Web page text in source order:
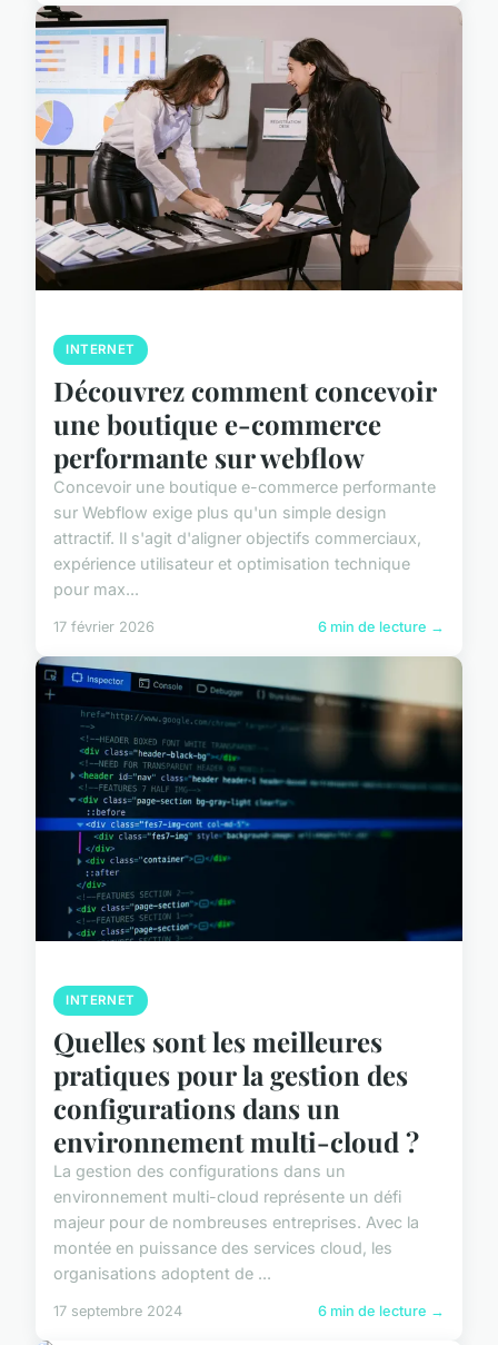
INTERNET
Découvrez comment concevoir
une boutique e-commerce
performante sur webflow
Concevoir une boutique e-commerce performante
sur Webflow exige plus qu'un simple design
attractif. Il s'agit d'aligner objectifs commerciaux,
expérience utilisateur et optimisation technique
pour max...
17 février 2026 6 min de lecture →
INTERNET
Quelles sont les meilleures
pratiques pour la gestion des
configurations dans un
environnement multi-cloud ?
La gestion des configurations dans un
environnement multi-cloud représente un défi
majeur pour de nombreuses entreprises. Avec la
montée en puissance des services cloud, les
organisations adoptent de ...
17 septembre 2024 6 min de lecture →